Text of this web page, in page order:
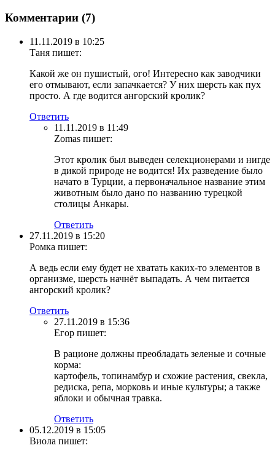
Комментарии (7)
11.11.2019 в 10:25
Таня пишет:
Какой же он пушистый, ого! Интересно как заводчики
его отмывают, если запачкается? У них шерсть как пух
просто. А где водится ангорский кролик?
Ответить
11.11.2019 в 11:49
Zomas пишет:
Этот кролик был выведен селекционерами и нигде
в дикой природе не водится! Их разведение было
начато в Турции, а первоначальное название этим
животным было дано по названию турецкой
столицы Анкары.
Ответить
27.11.2019 в 15:20
Ромка пишет:
А ведь если ему будет не хватать каких-то элементов в
организме, шерсть начнёт выпадать. А чем питается
ангорский кролик?
Ответить
27.11.2019 в 15:36
Егор пишет:
В рационе должны преобладать зеленые и сочные
корма:
картофель, топинамбур и схожие растения, свекла,
редиска, репа, морковь и иные культуры; а также
яблоки и обычная травка.
Ответить
05.12.2019 в 15:05
Виола пишет: